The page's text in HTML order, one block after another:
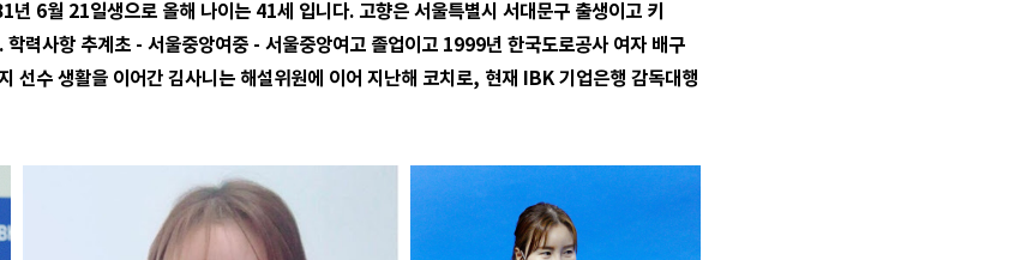
년 6월 21일생으로 올해 나이는 41세 입니다. 고향은 서울특별시 서대문구 출생이고 키
력사항 추계초 - 서울중앙여중 - 서울중앙여고 졸업이고 1999년 한국도로공사 여자 배구
선수 생활을 이어간 김사니는 해설위원에 이어 지난해 코치로, 현재 IBK 기업은행 감독대행